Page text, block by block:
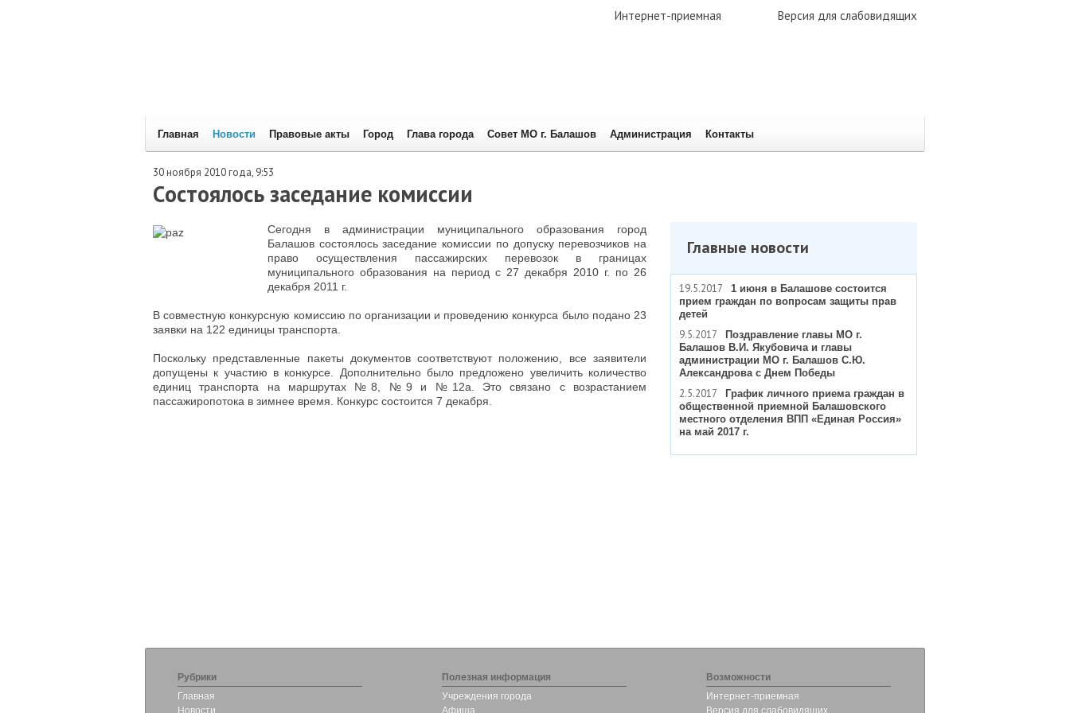
Интернет-приемная Версия для слабовидящих
Главная Новости Правовые акты Город Глава города Совет МО г. Балашов Администрация Контакты
30 ноября 2010 года, 9:53
Cостоялось заседание комиссии
Сегодня в администрации муниципального образования город
Балашов состоялось заседание комиссии по допуску перевозчиков на
право осуществления пассажирских перевозок в границах
муниципального образования на период с 27 декабря 2010 г. по 26
декабря 2011 г.
В совместную конкурсную комиссию по организации и проведению конкурса было подано 23
заявки на 122 единицы транспорта.
Поскольку представленные пакеты документов соответствуют положению, все заявители
допущены к участию в конкурсе. Дополнительно было предложено увеличить количество
единиц транспорта на маршрутах №8, №9 и №12а. Это связано с возрастанием
пассажиропотока в зимнее время. Конкурс состоится 7 декабря.
Главные новости
19.5.2017
1 июня в Балашове состоится
прием граждан по вопросам защиты прав
детей
9.5.2017
Поздравление главы МО г.
Балашов В.И. Якубовича и главы
администрации МО г. Балашов С.Ю.
Александрова с Днем Победы
2.5.2017
График личного приема граждан в
общественной приемной Балашовского
местного отделения ВПП «Единая Россия»
на май 2017 г.
Рубрики
Главная
Новости
Полезная информация
Учреждения города
Афиша
Возможности
Интернет-приемная
Версия для слабовидящих